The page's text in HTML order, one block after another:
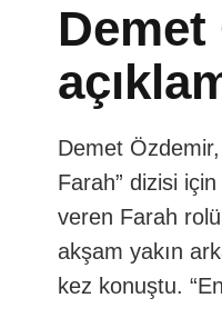
Demet Özdemir,
Farah” dizisi
veren Farah
akşam yakın
kez konuştu.